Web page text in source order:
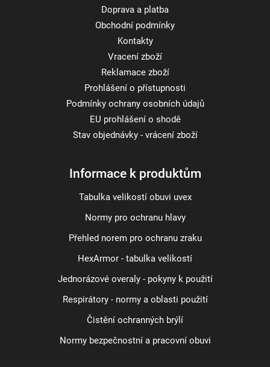
Doprava a platba
Obchodní podmínky
Kontakty
Vracení zboží
Reklamace zboží
Prohlášení o přístupnosti
Podmínky ochrany osobních údajů
EU prohlášení o shodě
Stav objednávky - vrácení zboží
Informace k produktům
Tabulka velikostí obuvi uvex
Normy pro ochranu hlavy
Přehled norem pro ochranu zraku
HexArmor - tabulka velikostí
Jednorázové overaly - pokyny k použití
Respirátory - normy a oblasti použití
Čistění ochranných brýlí
Normy bezpečnostní a pracovní obuvi